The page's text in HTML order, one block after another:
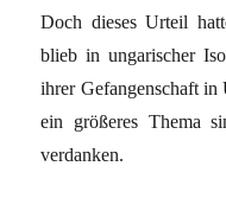
Doch dieses Urteil
blieb in ungarischer
ihrer Gefangenschaft
ein größeres Thema
verdanken.